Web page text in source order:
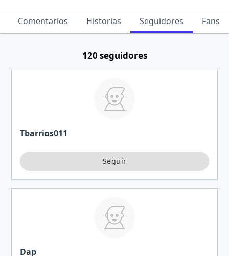
Comentarios Historias Seguidores Fans
120 seguidores
Tbarrios011
Dap